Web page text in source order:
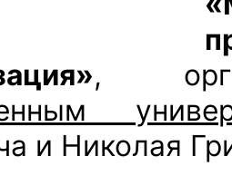
,
и Николая